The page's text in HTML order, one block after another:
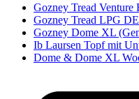
Gozney Tread Venture
Gozney Tread LPG DE
Gozney Dome XL
Ib Laursen Topf mit
Dome & Dome XL